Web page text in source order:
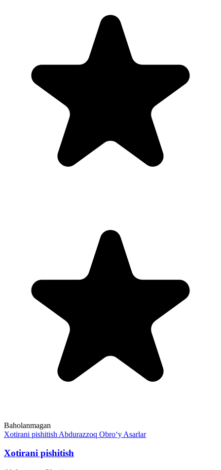
Baholanmagan
Xotirani pishitish Abdurazzoq Obro‘y Asarlar
Xotirani pishitish